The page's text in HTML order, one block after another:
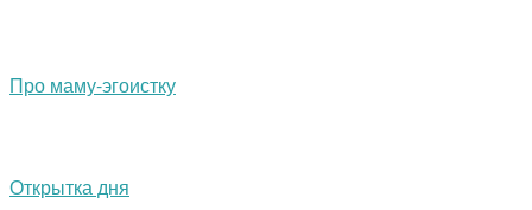
Про маму-эгоистку
Открытка дня